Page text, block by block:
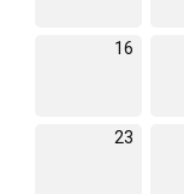
16
23